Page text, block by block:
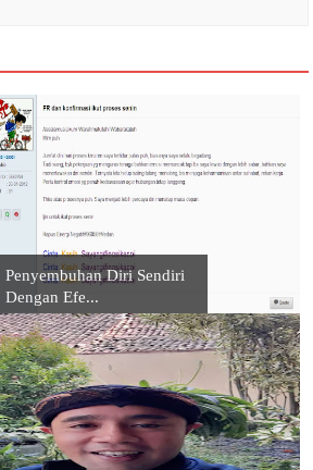
Penyembuhan Diri Sendiri
Dengan Efe...